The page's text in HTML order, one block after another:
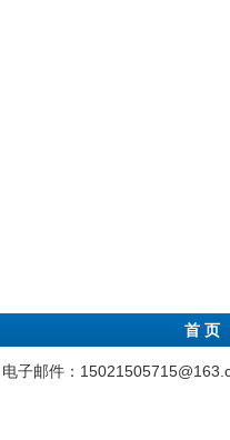
首 页
电子邮件：